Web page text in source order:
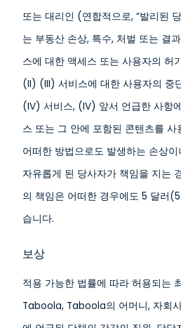
또는 대리인 (연합적으로, “발리된
는 부동산 손상, 특수, 처벌 또는 결
스에 대한 액세스 또는 사용자의 허
(II) (III) 서비스에 대한 사용자의 중
(IV) 서비스, (IV) 앞서 언급한 사항
스 또는 그 안에 포함된 콘텐츠를 사
어떠한 방법으로도 발생하는 손상
자유롭게 된 당사자가 책임을 지는
의 책임은 어떠한 경우에도 5 달러
습니다.
보상
적용 가능한 법률에 따라 허용되는
Taboola, Taboola의 어머니, 자회